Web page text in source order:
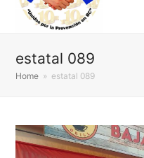
estatal 089
Home » estatal 089